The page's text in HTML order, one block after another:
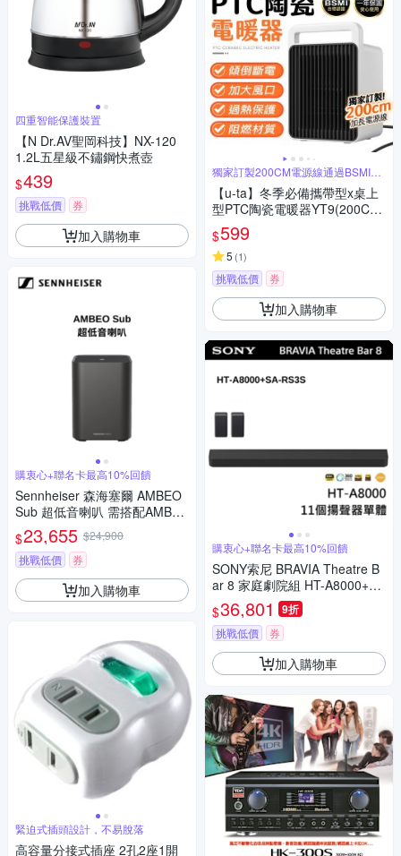
四重智能保護裝置
【N Dr.AV聖岡科技】NX-120
1.2L五星級不鏽鋼快煮壺
$439
挑戰低價 券
加入購物車
購衷心+聯名卡最高10%回饋
Sennheiser 森海塞爾 AMBEO
Sub 超低音喇叭 需搭配AMBE
O Plus使用
$23,655 $24,900
挑戰低價
券
加入購物車
緊迫式插頭設計，不易脫落
高容量分接式插座 2孔2座1開
獨家訂製200CM電源線通過BSMI認
證
【u-ta】冬季必備攜帶型x桌上
型PTC陶瓷電暖器YT9(200CM
電源線 小型 迷你電暖器 快速加
熱 速暖)
$599
5 (1)
挑戰低價 券
加入購物車
購衷心+聯名卡最高10%回饋
SONY索尼 BRAVIA Theatre B
ar 8 家庭劇院組 HT-A8000+SA
-RS3S
$36,801 9折
挑戰低價 券
加入購物車